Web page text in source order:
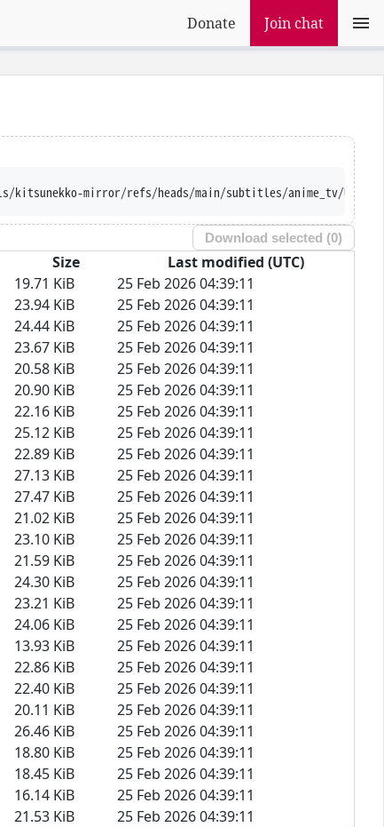
Donate Join chat
anime_tv/
Download selected (0)
Size
Last modified (UTC)
19.71 KiB
25 Feb 2026 04:39:11
23.94 KiB
25 Feb 2026 04:39:11
24.44 KiB
25 Feb 2026 04:39:11
23.67 KiB
25 Feb 2026 04:39:11
20.58 KiB
25 Feb 2026 04:39:11
20.90 KiB
25 Feb 2026 04:39:11
22.16 KiB
25 Feb 2026 04:39:11
25.12 KiB
25 Feb 2026 04:39:11
22.89 KiB
25 Feb 2026 04:39:11
27.13 KiB
25 Feb 2026 04:39:11
27.47 KiB
25 Feb 2026 04:39:11
21.02 KiB
25 Feb 2026 04:39:11
23.10 KiB
25 Feb 2026 04:39:11
21.59 KiB
25 Feb 2026 04:39:11
24.30 KiB
25 Feb 2026 04:39:11
23.21 KiB
25 Feb 2026 04:39:11
24.06 KiB
25 Feb 2026 04:39:11
13.93 KiB
25 Feb 2026 04:39:11
22.86 KiB
25 Feb 2026 04:39:11
22.40 KiB
25 Feb 2026 04:39:11
20.11 KiB
25 Feb 2026 04:39:11
26.46 KiB
25 Feb 2026 04:39:11
18.80 KiB
25 Feb 2026 04:39:11
18.45 KiB
25 Feb 2026 04:39:11
16.14 KiB
25 Feb 2026 04:39:11
21.53 KiB
25 Feb 2026 04:39:11